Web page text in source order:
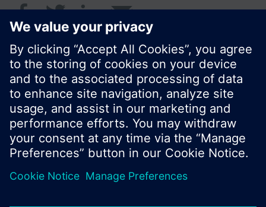
© Siemens Switzerland Ltd. 2018
Le portefeuille des produits peut varier en